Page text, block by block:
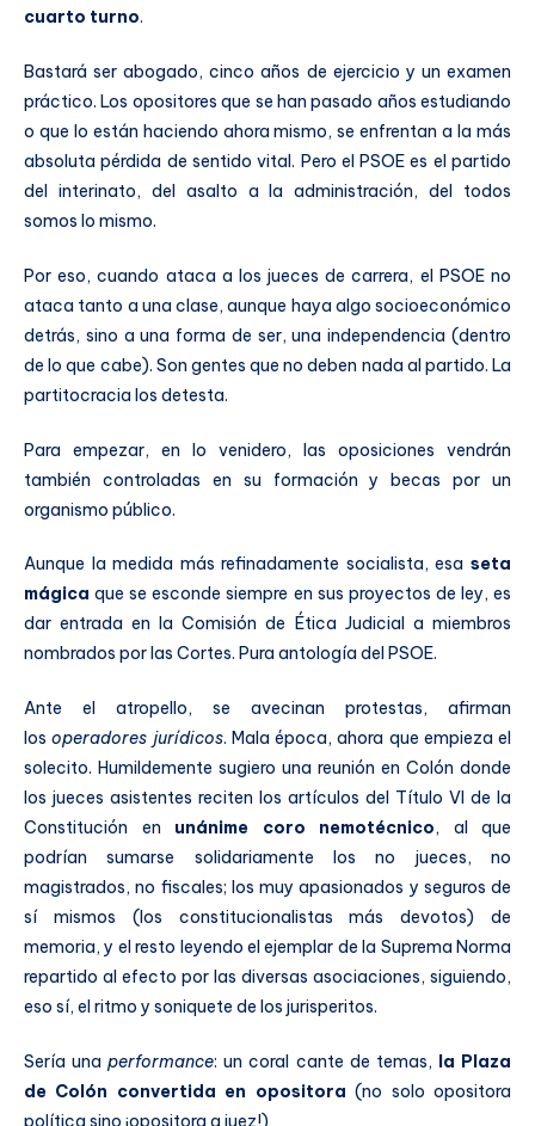
cuarto turno.
Bastará ser abogado, cinco años de ejercicio y un examen
práctico. Los opositores que se han pasado años estudiando
o que lo están haciendo ahora mismo, se enfrentan a la más
absoluta pérdida de sentido vital. Pero el PSOE es el partido
del interinato, del asalto a la administración, del todos
somos lo mismo.
Por eso, cuando ataca a los jueces de carrera, el PSOE no
ataca tanto a una clase, aunque haya algo socioeconómico
detrás, sino a una forma de ser, una independencia (dentro
de lo que cabe). Son gentes que no deben nada al partido. La
partitocracia los detesta.
Para empezar, en lo venidero, las oposiciones vendrán
también controladas en su formación y becas por un
organismo público.
Aunque la medida más refinadamente socialista, esa seta
mágica que se esconde siempre en sus proyectos de ley, es
dar entrada en la Comisión de Ética Judicial a miembros
nombrados por las Cortes. Pura antología del PSOE.
Ante el atropello, se avecinan protestas, afirman
losoperadores jurídicos. Mala época, ahora que empieza el
solecito. Humildemente sugiero una reunión en Colón donde
los jueces asistentes reciten los artículos del Título VI de la
Constitución en unánime coro nemotécnico, al que
podrían sumarse solidariamente los no jueces, no
magistrados, no fiscales; los muy apasionados y seguros de
sí mismos (los constitucionalistas más devotos) de
memoria, y el resto leyendo el ejemplar de la Suprema Norma
repartido al efecto por las diversas asociaciones, siguiendo,
eso sí, el ritmo y soniquete de los jurisperitos.
Sería unaperformance: un coral cante de temas, la Plaza
de Colón convertida en opositora (no solo opositora
política sino ¡opositora a juez!)